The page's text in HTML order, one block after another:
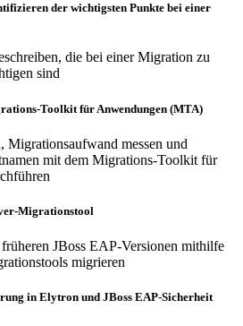
der wichtigsten Punkte bei einer
die bei einer Migration zu
sind
Toolkit für Anwendungen (MTA)
Migrationsaufwand messen und
mit dem Migrations-Toolkit für
Migrationstool
JBoss EAP-Versionen mithilfe
migrieren
in Elytron und JBoss EAP-Sicherheit